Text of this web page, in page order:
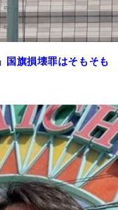
国旗損壊罪はそもそも